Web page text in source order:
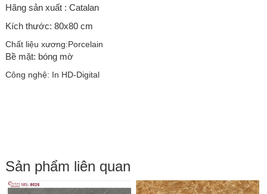
Hãng sản xuất : Catalan
Kích thước: 80x80 cm
Chất liệu xương:Porcelain
Bề mặt: bóng mờ
Công nghệ: In HD-Digital
Sản phẩm liên quan